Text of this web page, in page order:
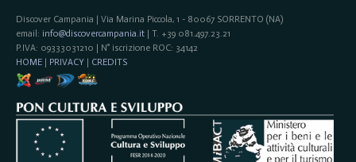
Discover Campania | Via Marina Piccola, 1 - 80067 SORRENTO (NA)
email: info@discovercampania.it| T. +39 081.497.23.21
P.IVA: 09333031210 | N° iscrizione ROC: 34142
HOME| PRIVACY | CREDITS